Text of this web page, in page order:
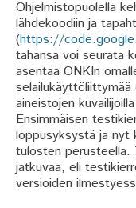
Ohjelmistopuolella
lähdekoodiin ja
(https://
tahansa voi seurata
asentaa ONKIn
aineistojen
Ensimmäisen
loppusyksystä ja nyt
tulosten perusteella.
jatkuvaa, eli
versioiden